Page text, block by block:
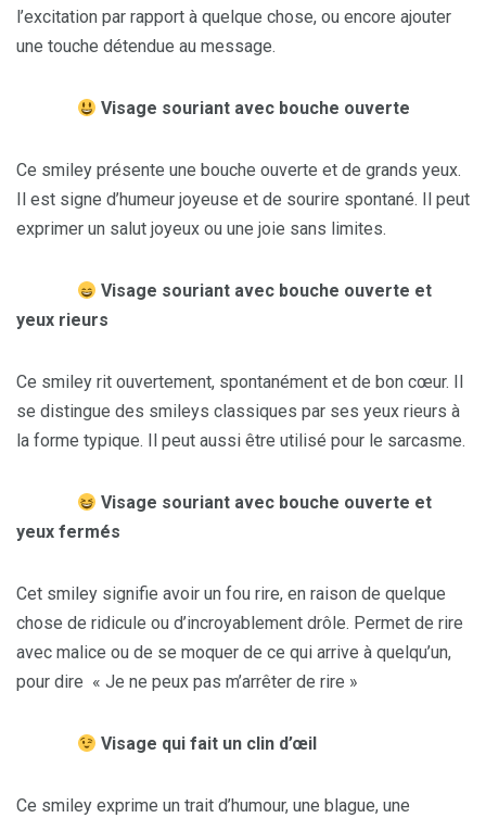
l’excitation par rapport à quelque chose, ou encore ajouter
une touche détendue au message.
Visage souriant avec bouche ouverte
Ce smiley présente une bouche ouverte et de grands yeux.
Il est signe d’humeur joyeuse et de sourire spontané. Il peut
exprimer un salut joyeux ou une joie sans limites.
Visage souriant avec bouche ouverte et
yeux rieurs
Ce smiley rit ouvertement, spontanément et de bon cœur. Il
se distingue des smileys classiques par ses yeux rieurs à
la forme typique. Il peut aussi être utilisé pour le sarcasme.
Visage souriant avec bouche ouverte et
yeux fermés
Cet smiley signifie avoir un fou rire, en raison de quelque
chose de ridicule ou d’incroyablement drôle. Permet de rire
avec malice ou de se moquer de ce qui arrive à quelqu’un,
pour dire « Je ne peux pas m’arrêter de rire »
Visage qui fait un clin d’œil
Ce smiley exprime un trait d’humour, une blague, une